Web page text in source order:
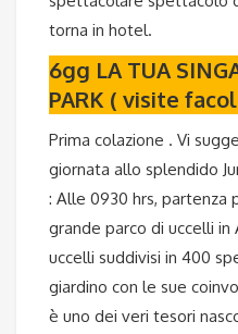
torna in hotel.
6gg LA TUA
PARK ( visite
Prima colazione . Vi
giornata allo splendido
: Alle 0930 hrs, partenza
grande parco di uccelli
uccelli suddivisi in 400
giardino con le sue
è uno dei veri tesori